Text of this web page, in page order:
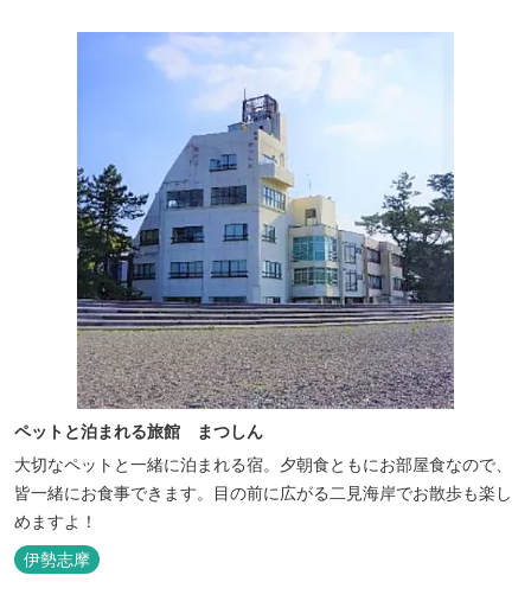
ペットと泊まれる旅館 まつしん
大切なペットと一緒に泊まれる宿。夕朝食ともにお部屋食なので、
皆一緒にお食事できます。目の前に広がる二見海岸でお散歩も楽し
めますよ！
伊勢志摩